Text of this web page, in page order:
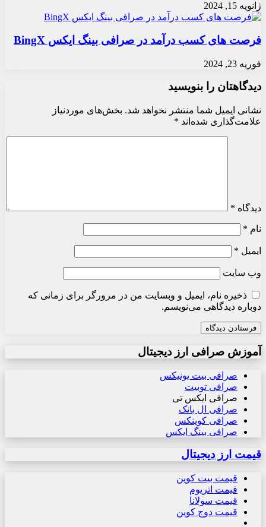
ژانویه 15, 2024
فرصت های کسب درآمد در صرافی بینگ ایکس BingX
فوریه 23, 2024
دیدگاهتان را بنویسید
نشانی ایمیل شما منتشر نخواهد شد. بخش‌های موردنیاز
علامت‌گذاری شده‌اند *
دیدگاه *
نام *
ایمیل *
وب‌ سایت
ذخیره نام، ایمیل و وبسایت من در مرورگر برای زمانی که
دوباره دیدگاهی می‌نویسم.
آموزش صرافی ارز دیجیتال
صرافی بیت یونیکس
صرافی توبیت
صرافی ایکس تی
صرافی ال بانک
صرافی کوینکس
صرافی بینگ ایکس
قیمت ارز دیجیتال
قیمت بیت کوین
قیمت اتریوم
قیمت سولانا
قیمت دوج کوین